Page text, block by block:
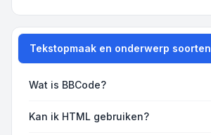
Tekstopmaak en onderwerp soorten
Wat is BBCode?
Kan ik HTML gebruiken?